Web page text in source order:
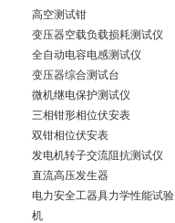
高空测试钳
变压器空载负载损耗测试仪
全自动电容电感测试仪
变压器综合测试台
微机继电保护测试仪
三相钳形相位伏安表
双钳相位伏安表
发电机转子交流阻抗测试仪
直流高压发生器
电力安全工器具力学性能试验
机